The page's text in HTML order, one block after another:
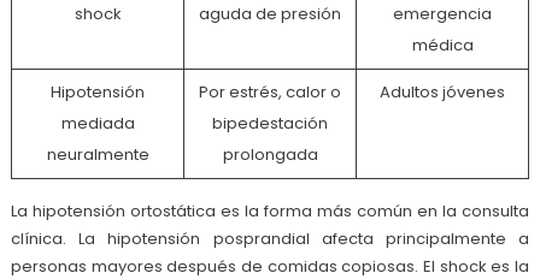
shock
aguda de presión
emergencia
médica
Hipotensión
mediada
neuralmente
Por estrés, calor o
bipedestación
prolongada
Adultos jóvenes
La hipotensión ortostática es la forma más común en la consulta
clínica. La hipotensión posprandial afecta principalmente a
personas mayores después de comidas copiosas. El shock es la